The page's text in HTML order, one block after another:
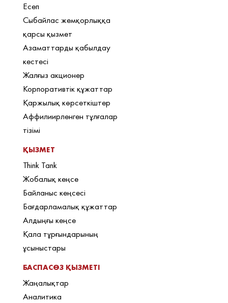
Есеп
Сыбайлас жемқорлыққа
қарсы қызмет
Азаматтарды қабылдау
кестесі
Жалғыз акционер
Корпоративтік құжаттар
Қаржылық көрсеткіштер
Аффилиирленген тұлғалар
тізімі
ҚЫЗМЕТ
Think Tank
Жобалық кеңсе
Байланыс кеңсесі
Бағдарламалық құжаттар
Алдыңғы кеңсе
Қала тұрғындарының
ұсыныстары
БАСПАСӨЗ ҚЫЗМЕТІ
Жаңалықтар
Аналитика